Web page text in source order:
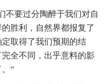
不要过分陶醉于我们对自
胜利，自然界都报复了
取得了我们预期的结
全不同，出乎意料的影
”